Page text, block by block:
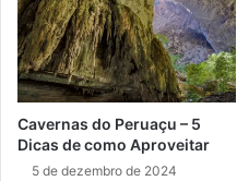
Cavernas do Peruaçu – 5
Dicas de como Aproveitar
5 de dezembro de 2024